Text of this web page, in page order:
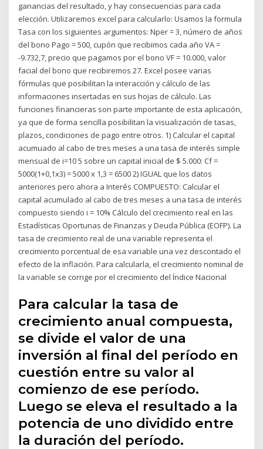
ganancias del resultado, y hay consecuencias para cada
elección. Utilizaremos excel para calcularlo: Usamos la formula
Tasa con los siguientes argumentos: Nper = 3, número de años
del bono Pago = 500, cupón que recibimos cada año VA =
-9.732,7, precio que pagamos por el bono VF = 10.000, valor
facial del bono que recibiremos 27. Excel posee varias
fórmulas que posibilitan la interacción y cálculo de las
informaciones insertadas en sus hojas de cálculo. Las
funciones financieras son parte importante de esta aplicación,
ya que de forma sencilla posibilitan la visualización de tasas,
plazos, condiciones de pago entre otros. 1) Calcular el capital
acumuado al cabo de tres meses a una tasa de interés simple
mensual de i=10 5 sobre un capital inicial de $ 5.000: Cf =
5000(1+0,1x3) = 5000 x 1,3 = 6500 2) IGUAL que los datos
anteriores pero ahora a Interés COMPUESTO: Calcular el
capital acumulado al cabo de tres meses a una tasa de interés
compuesto siendo i = 10% Cálculo del crecimiento real en las
Estadísticas Oportunas de Finanzas y Deuda Pública (EOFP). La
tasa de crecimiento real de una variable representa el
crecimiento porcentual de esa variable una vez descontado el
efecto de la inflación. Para calcularla, el crecimiento nominal de
la variable se corrige por el crecimiento del Índice Nacional
Para calcular la tasa de
crecimiento anual compuesta,
se divide el valor de una
inversión al final del período en
cuestión entre su valor al
comienzo de ese período.
Luego se eleva el resultado a la
potencia de uno dividido entre
la duración del período.